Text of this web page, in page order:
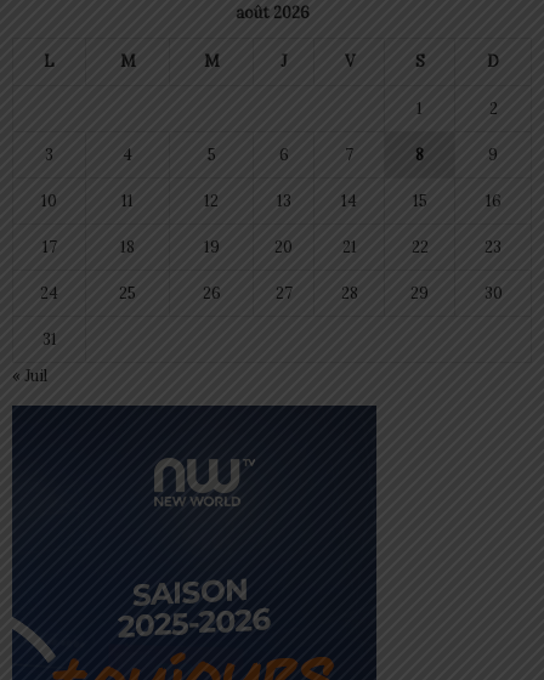
août 2026
L M M J V S D
1 2
3 4 5 6 7 8 9
10 11 12 13 14 15 16
17 18 19 20 21 22 23
24 25 26 27 28 29 30
31
« Juil